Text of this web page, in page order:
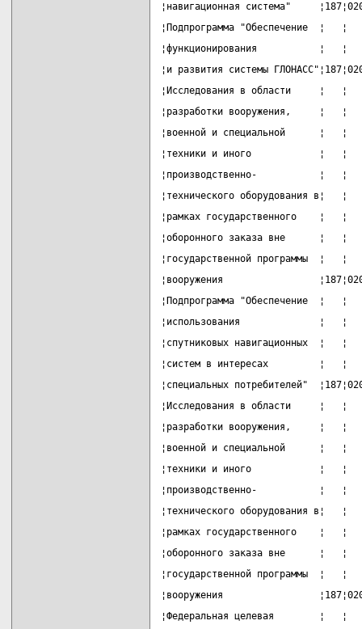
¦навигационная система"
¦Подпрограмма
¦функционирования
¦и развития системы
¦Исследования в области
¦разработки вооружения,
¦военной и специальной
¦техники и иного            ¦
¦производственно-
¦технического
¦рамках государственного
¦оборонного заказа вне
¦государственной
¦вооружения
¦Подпрограмма
¦использования              ¦
¦спутниковых
¦систем в интересах
¦специальных потребителей"
¦Исследования в области
¦разработки вооружения,
¦военной и специальной
¦техники и иного            ¦
¦производственно-
¦технического
¦рамках государственного
¦оборонного заказа вне
¦государственной
¦вооружения
¦Федеральная целевая